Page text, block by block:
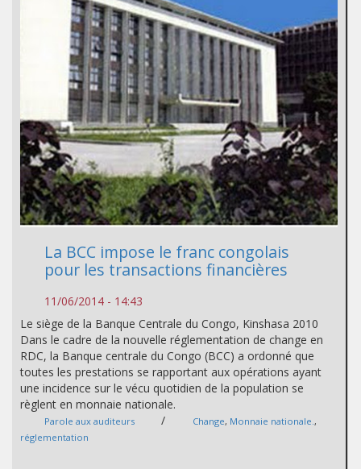
La BCC impose le franc congolais
pour les transactions financières
11/06/2014 - 14:43
Le siège de la Banque Centrale du Congo, Kinshasa 2010
Dans le cadre de la nouvelle réglementation de change en
RDC, la Banque centrale du Congo (BCC) a ordonné que
toutes les prestations se rapportant aux opérations ayant
une incidence sur le vécu quotidien de la population se
règlent en monnaie nationale.
Parole aux auditeurs / Change, Monnaie nationale. ,
réglementation